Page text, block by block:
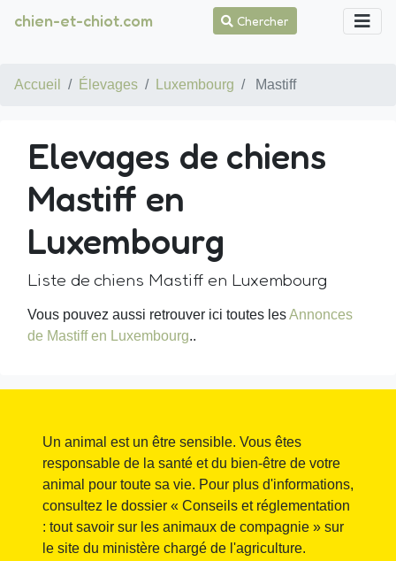
chien-et-chiot.com Chercher
Accueil Élevages Luxembourg Mastiff
Elevages de chiens
Mastiff en
Luxembourg
Liste de chiens Mastiff en Luxembourg
Vous pouvez aussi retrouver ici toutes lesAnnonces
de Mastiff en Luxembourg..
Un animal est un être sensible. Vous êtes
responsable de la santé et du bien-être de votre
animal pour toute sa vie. Pour plus d'informations,
consultez le dossier « Conseils et réglementation
: tout savoir sur les animaux de compagnie » sur
le site du ministère chargé de l'agriculture.